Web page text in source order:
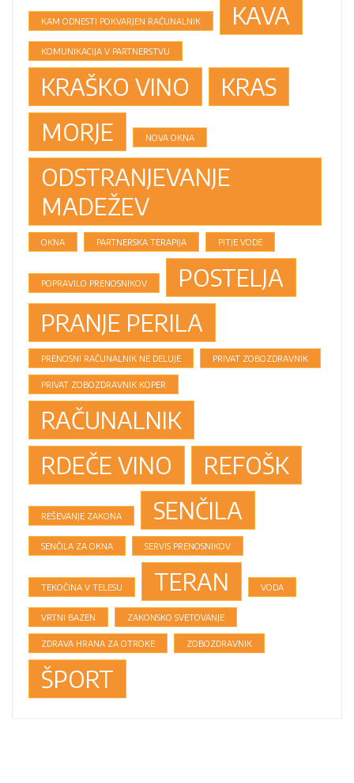
KAM ODNESTI POKVARJEN RAČUNALNIK KAVA
KOMUNIKACIJA V PARTNERSTVU
KRAŠKO VINO
KRAS
MORJE
NOVA OKNA
ODSTRANJEVANJE
MADEŽEV
OKNA PARTNERSKA TERAPIJA PITJE VODE
POPRAVILO PRENOSNIKOV
POSTELJA
PRANJE PERILA
PRENOSNI RAČUNALNIK NE DELUJE PRIVAT ZOBOZDRAVNIK
PRIVAT ZOBOZDRAVNIK KOPER
RAČUNALNIK
RDEČE VINO
REFOŠK
REŠEVANJE ZAKONA SENČILA
SENČILA ZA OKNA SERVIS PRENOSNIKOV
TEKOČINA V TELESU TERAN VODA
VRTNI BAZEN ZAKONSKO SVETOVANJE
ZDRAVA HRANA ZA OTROKE ZOBOZDRAVNIK
ŠPORT